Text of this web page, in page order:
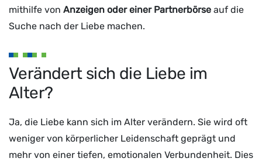
mithilfe von Anzeigen oder einer Partnerbörse auf die
Suche nach der Liebe machen.
Verändert sich die Liebe im
Alter?
Ja, die Liebe kann sich im Alter verändern. Sie wird oft
weniger von körperlicher Leidenschaft geprägt und
mehr von einer tiefen, emotionalen Verbundenheit. Dies